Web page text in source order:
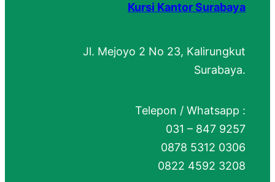
Kursi Kantor Surabaya
Jl. Mejoyo 2 No 23, Kalirungkut
Surabaya.
Telepon / Whatsapp :
031 – 847 9257
0878 5312 0306
0822 4592 3208